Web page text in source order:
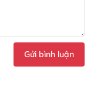
Gửi bình luận